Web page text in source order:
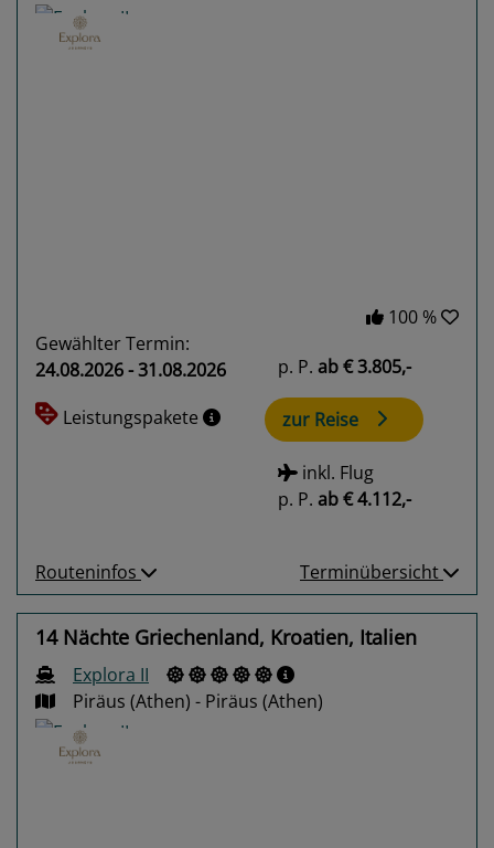
100 %
Gewählter Termin:
24.08.2026 - 31.08.2026
Leistungspakete
p. P. ab€ 3.805,-
zur Reise
inkl. Flug
p. P. ab€ 4.112,-
Routeninfos Terminübersicht
14 Nächte Griechenland, Kroatien, Italien
Explora II
Piräus (Athen) - Piräus (Athen)